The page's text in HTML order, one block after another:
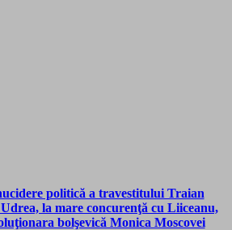
politică a travestitului Traian
la mare concurenţă cu Liiceanu,
bolşevică Monica Moscovei